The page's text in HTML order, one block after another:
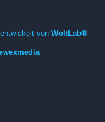
von WoltLab®